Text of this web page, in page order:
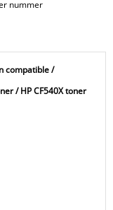
nummer
compatible /
/ HP CF540X toner